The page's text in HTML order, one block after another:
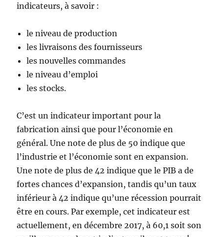
indicateurs, à savoir :
le niveau de production
les livraisons des fournisseurs
les nouvelles commandes
le niveau d’emploi
les stocks.
C’est un indicateur important pour la
fabrication ainsi que pour l’économie en
général. Une note de plus de 50 indique que
l’industrie et l’économie sont en expansion.
Une note de plus de 42 indique que le PIB a de
fortes chances d’expansion, tandis qu’un taux
inférieur à 42 indique qu’une récession pourrait
être en cours. Par exemple, cet indicateur est
actuellement, en décembre 2017, à 60,1 soit son